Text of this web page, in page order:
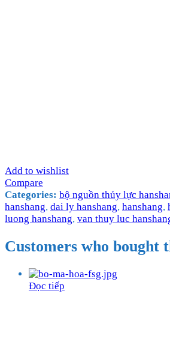
Add to wishlist
Compare
Categories: bộ nguồn thủy lực
hanshang, dai ly hanshang, hanshang,
luong hanshang, van thuy luc
Customers who bought
Đọc tiếp